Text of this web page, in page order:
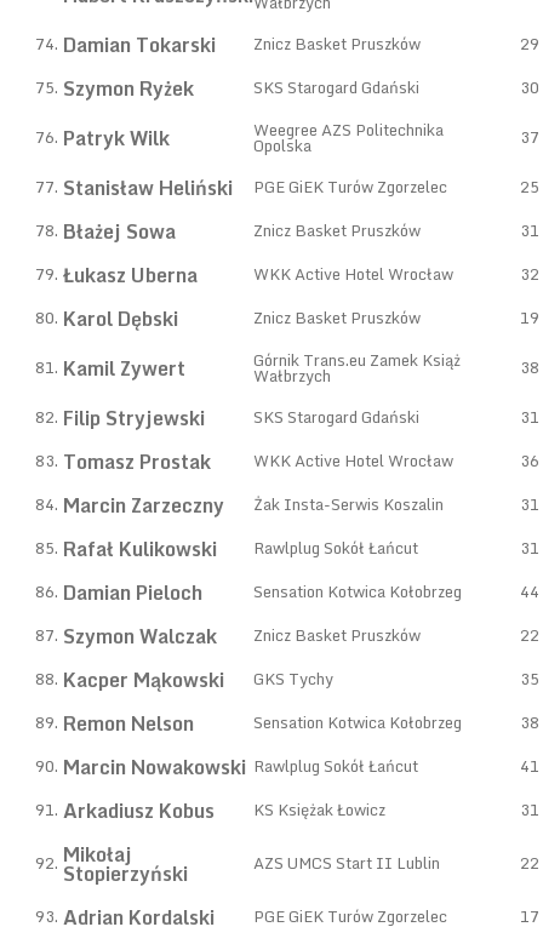
74. Damian Tokarski Znicz Basket Pruszków
29
75. Szymon Ryżek SKS Starogard Gdański
30
76. Patryk Wilk Weegree AZS Politechnika
Opolska
37
77. Stanisław Heliński PGE GiEK Turów Zgorzelec
25
78. Błażej Sowa Znicz Basket Pruszków
31
79. Łukasz Uberna WKK Active Hotel Wrocław
32
80. Karol Dębski Znicz Basket Pruszków
19
81. Kamil Zywert Górnik Trans.eu Zamek Książ
Wałbrzych
38
82. Filip Stryjewski SKS Starogard Gdański
31
83. Tomasz Prostak WKK Active Hotel Wrocław
36
84. Marcin Zarzeczny Żak Insta-Serwis Koszalin
31
85. Rafał Kulikowski Rawlplug Sokół Łańcut
31
86. Damian Pieloch Sensation Kotwica Kołobrzeg
44
87. Szymon Walczak Znicz Basket Pruszków
22
88. Kacper Mąkowski GKS Tychy
35
89. Remon Nelson Sensation Kotwica Kołobrzeg
38
90. Marcin Nowakowski Rawlplug Sokół Łańcut
41
91. Arkadiusz Kobus KS Księżak Łowicz
31
92. Mikołaj
Stopierzyński AZS UMCS Start II Lublin
22
93. Adrian Kordalski PGE GiEK Turów Zgorzelec
17